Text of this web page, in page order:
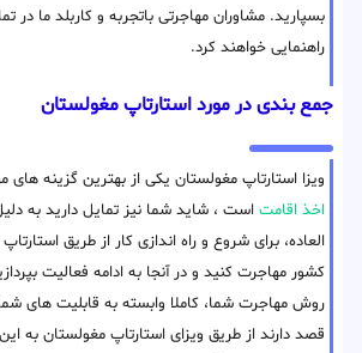
بسپارید. مشاوران مهاجرتی باتجربه و کاربلد ما در
راهنمایی خواهند کرد.
جمع بندی در مورد استارتاپ مغولستان
ویزا استارتاپ مغولستان یکی از بهترین گزینه های
اخذ اقامت است ، شاید شما نیز تمایل دارید به
العاده، برای شروع و راه اندازی کار از طریق
کشور مهاجرت کنید و در آنجا به ادامه فعالیت
روش مهاجرت شما، کاملا وابسته به قابلیت های
قصد دارند از طریق ویزای استارتاپ مغولستان به